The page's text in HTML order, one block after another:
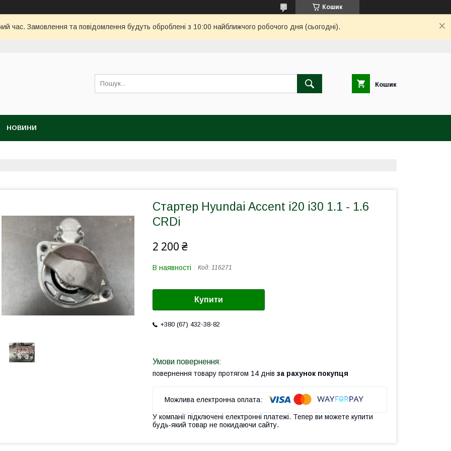
Кошик
час. Замовлення та повідомлення будуть оброблені з 10:00 найближчого робочого дня (сьогодні).
Кошик
НОВИНИ
Стартер Hyundai Accent i20 i30 1.1 - 1.6
CRDi
2 200 ₴
В наявності Код: 116271
Купити
+380 (67) 432-38-82
повернення товару протягом 14 днів за рахунок покупця
У компанії підключені електронні платежі. Тепер ви можете купити
будь-який товар не покидаючи сайту.